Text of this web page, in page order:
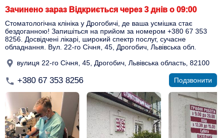
Зачинено зараз Відкриється через 3 днів о 09:00
Стоматологічна клініка у Дрогобичі, де ваша усмішка стає
бездоганною! Запишіться на прийом за номером +380 67 353
8256. Досвідчені лікарі, широкий спектр послуг, сучасне
обладнання. Вул. 22-го Січня, 45, Дрогобич, Львівська обл.
вулиця 22-го Січня, 45, Дрогобич, Львівська область, 82100
+380 67 353 8256 Подзвонити